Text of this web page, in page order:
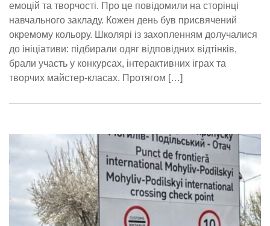
емоцій та творчості. Про це повідомили на сторінці
навчального закладу. Кожен день був присвячений
окремому кольору. Школярі із захопленням долучалися
до ініціативи: підбирали одяг відповідних відтінків,
брали участь у конкурсах, інтерактивних іграх та
творчих майстер-класах. Протягом […]